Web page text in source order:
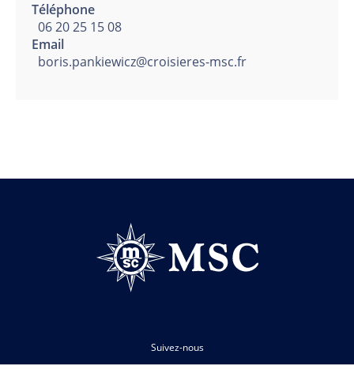
Téléphone
06 20 25 15 08
Email
boris.pankiewicz@croisieres-msc.fr
Suivez-nous